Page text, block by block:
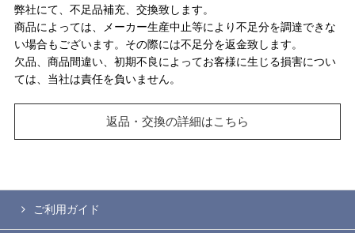
弊社にて、不足品補充、交換致します。
商品によっては、メーカー生産中止等により不足分を調達できな
い場合もございます。その際には不足分を返金致します。
欠品、商品間違い、初期不良によってお客様に生じる損害につい
ては、当社は責任を負いません。
返品・交換の詳細はこちら
ご利用ガイド